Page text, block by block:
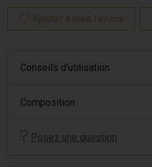
Ajouter à mes favoris
Conseils d'utilisation
Composition
Posez une question